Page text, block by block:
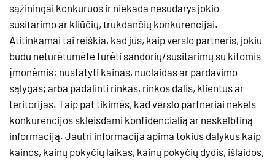
sąžiningai konkuruos ir niekada nesudarys jokio
susitarimo ar kliūčių, trukdančių konkurencijai.
Atitinkamai tai reiškia, kad jūs, kaip verslo partneris, jokiu
būdu neturėtumėte turėti sandorių/susitarimų su kitomis
įmonėmis: nustatyti kainas, nuolaidas ar pardavimo
sąlygas; arba padalinti rinkas, rinkos dalis, klientus ar
teritorijas. Taip pat tikimės, kad verslo partneriai nekels
konkurencijos skleisdami konfidencialią ar neskelbtiną
informaciją. Jautri informacija apima tokius dalykus kaip
kainos, kainų pokyčių laikas, kainų pokyčių dydis, išlaidos,